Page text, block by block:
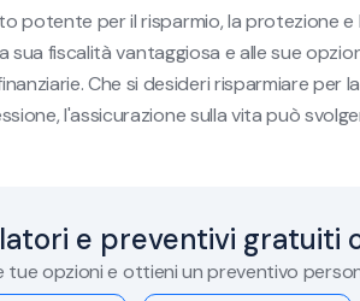
potente per il risparmio, la protezione e
sua fiscalità vantaggiosa e alle sue
Che si desideri risparmiare per
l'assicurazione sulla vita può
e preventivi gratuiti
tue opzioni e ottieni un preventivo